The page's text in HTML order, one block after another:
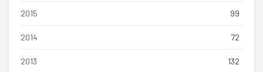
2015 99
2014 72
2013 132